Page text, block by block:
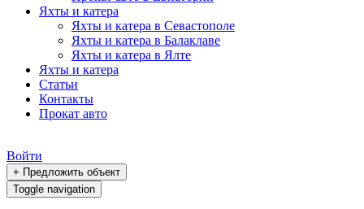
Яхты и катера
Яхты и катера в Севастополе
Яхты и катера в Балаклаве
Яхты и катера в Ялте
Яхты и катера
Статьи
Контакты
Прокат авто
Войти
+ Предложить объект
Toggle navigation